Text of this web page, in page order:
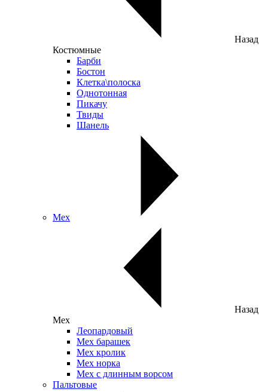
Назад
Костюмные
Барби
Бостон
Клетка\полоска
Однотонная
Пикачу
Твиды
Шанель
Мех
Назад
Мех
Леопардовый
Мех барашек
Мех кролик
Мех норка
Мех с длинным ворсом
Пальтовые